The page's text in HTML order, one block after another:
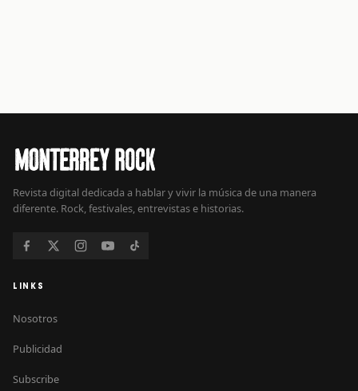
Revista digital dedicada a hablar y vivir la música de una manera
diferente. Rock, festivales, entrevistas e historias.
LINKS
Nosotros
Publicidad
Subscribe